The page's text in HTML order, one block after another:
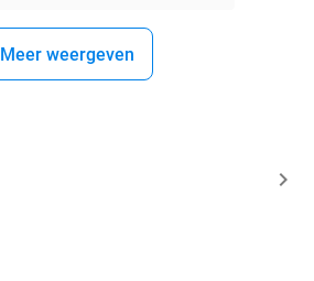
Meer weergeven